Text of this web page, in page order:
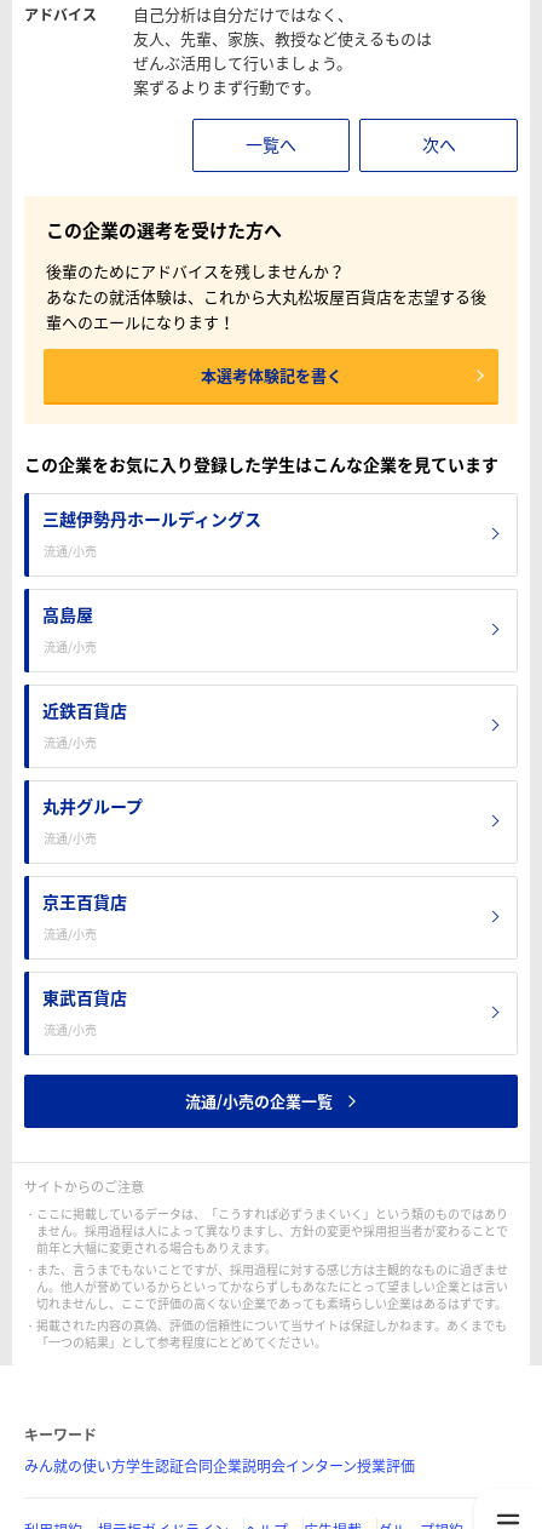
アドバイス
自己分析は自分だけではなく、
友人、先輩、家族、教授など使えるものは
ぜんぶ活用して行いましょう。
案ずるよりまず行動です。
一覧へ 次へ
この企業の選考を受けた方へ
後輩のためにアドバイスを残しませんか？
あなたの就活体験は、これから大丸松坂屋百貨店を志望する後
輩へのエールになります！
本選考体験記を書く
この企業をお気に入り登録した学生はこんな企業を見ています
三越伊勢丹ホールディングス
流通/小売
高島屋
流通/小売
近鉄百貨店
流通/小売
丸井グループ
流通/小売
京王百貨店
流通/小売
東武百貨店
流通/小売
流通/小売の企業一覧
サイトからのご注意
ここに掲載しているデータは、「こうすれば必ずうまくいく」という類のものではあり
ません。採用過程は人によって異なりますし、方針の変更や採用担当者が変わることで
前年と大幅に変更される場合もありえます。
また、言うまでもないことですが、採用過程に対する感じ方は主観的なものに過ぎませ
ん。他人が誉めているからといってかならずしもあなたにとって望ましい企業とは言い
切れませんし、ここで評価の高くない企業であっても素晴らしい企業はあるはずです。
掲載された内容の真偽、評価の信頼性について当サイトは保証しかねます。あくまでも
「一つの結果」として参考程度にとどめてください。
キーワード
みん就の使い方学生認証合同企業説明会インターン授業評価